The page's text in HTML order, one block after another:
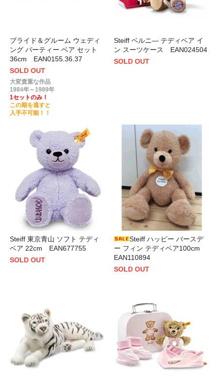
ブライド＆グルーム ウェディ
ング パーティー ベア セット
36cm EAN0155.36.37
SOLD OUT
大変貴重な作品
1984年～1989年
1セットのみ！
この期を逃すと
入手不可能！！
Steiff ベルニ― テディベア イ
ン スーツケース EAN024504
SOLD OUT
Steiff 東京青山 ソフト テディ
ベア 22cm EAN677755
SOLD OUT
Steiff ハッピー バースデ
ー フィン テディベア100cm
EAN110894
SOLD OUT